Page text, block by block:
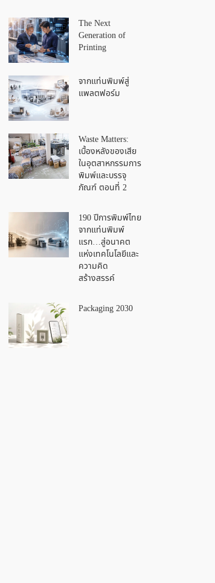
The Next
Generation of
Printing
จากแท่นพิมพ์สู่
แพลตฟอร์ม
Waste Matters:
เบื้องหลังของเสีย
ในอุตสาหกรรมการ
พิมพ์และบรรจุ
ภัณฑ์ ตอนที่ 2
190 ปีการพิมพ์ไทย
จากแท่นพิมพ์
แรก…สู่อนาคต
แห่งเทคโนโลยีและ
ความคิด
สร้างสรรค์
Packaging 2030